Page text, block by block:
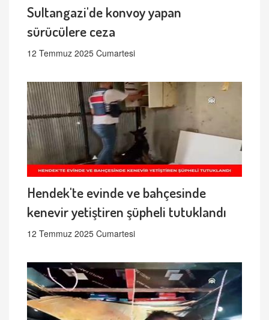
Sultangazi'de konvoy yapan
sürücülere ceza
12 Temmuz 2025 Cumartesi
Hendek'te evinde ve bahçesinde
kenevir yetiştiren şüpheli tutuklandı
12 Temmuz 2025 Cumartesi